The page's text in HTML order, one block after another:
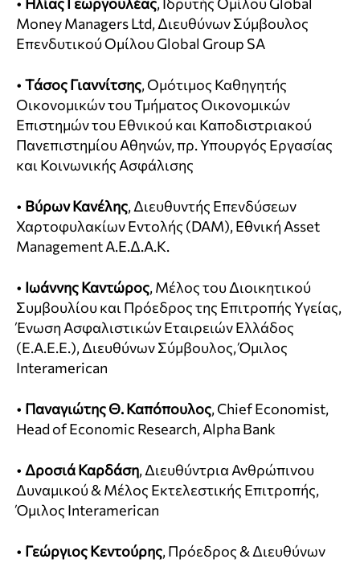
Money Managers Ltd, Διευθύνων Σύμβουλος
Επενδυτικού Ομίλου Global Group SA
• Τάσος Γιαννίτσης, Ομότιμος Καθηγητής
Οικονομικών του Τμήματος Οικονομικών
Επιστημών του Εθνικού και Καποδιστριακού
Πανεπιστημίου Αθηνών, πρ. Υπουργός Εργασίας
και Κοινωνικής Ασφάλισης
• Βύρων Κανέλης, Διευθυντής Επενδύσεων
Χαρτοφυλακίων Εντολής (DAM), Εθνική Asset
Management Α.Ε.Δ.Α.Κ.
• Ιωάννης Καντώρος, Μέλος του Διοικητικού
Συμβουλίου και Πρόεδρος της Επιτροπής Υγείας,
Ένωση Ασφαλιστικών Εταιρειών Ελλάδος
(Ε.Α.Ε.Ε.), Διευθύνων Σύμβουλος, Όμιλος
Interamerican
• Παναγιώτης Θ. Καπόπουλος, Chief Economist,
Head of Economic Research, Alpha Bank
• Δροσιά Καρδάση, Διευθύντρια Ανθρώπινου
Δυναμικού & Μέλος Εκτελεστικής Επιτροπής,
Όμιλος Interamerican
• Γεώργιος Κεντούρης, Πρόεδρος & Διευθύνων